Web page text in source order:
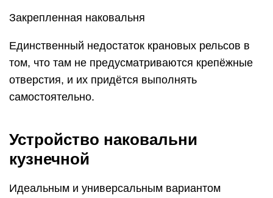
Закрепленная наковальня
Единственный недостаток крановых рельсов в
том, что там не предусматриваются крепёжные
отверстия, и их придётся выполнять
самостоятельно.
Устройство наковальни
кузнечной
Идеальным и универсальным вариантом